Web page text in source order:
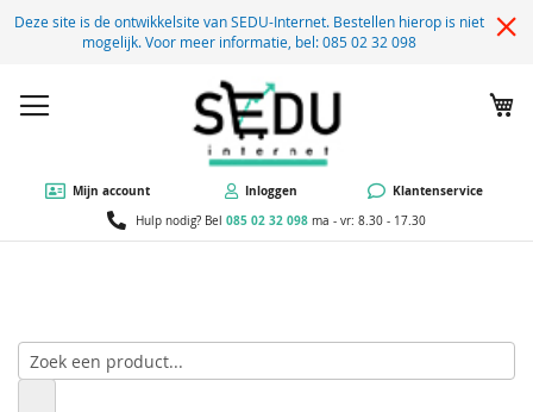
Deze site is de ontwikkelsite van SEDU-Internet. Bestellen hierop is niet
mogelijk. Voor meer informatie, bel: 085 02 32 098
Mijn account Inloggen Klantenservice
Hulp nodig? Bel 085 02 32 098 ma - vr: 8.30 - 17.30